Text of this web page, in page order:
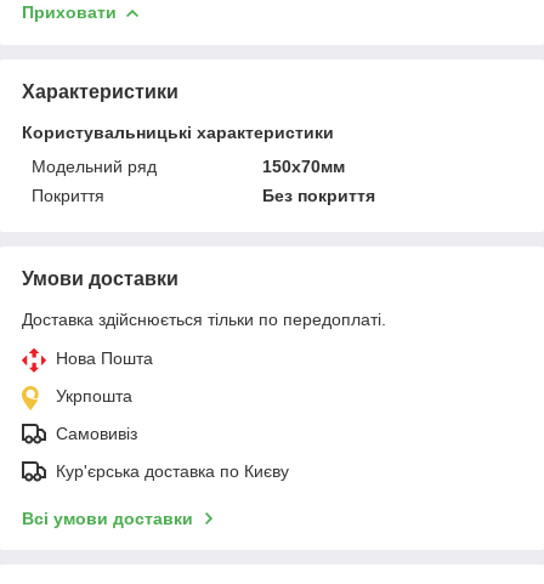
Приховати
Характеристики
Користувальницькі характеристики
Модельний ряд
150х70мм
Покриття
Без покриття
Умови доставки
Доставка здійснюється тільки по передоплаті.
Нова Пошта
Укрпошта
Самовивіз
Кур'єрська доставка по Києву
Всі умови доставки